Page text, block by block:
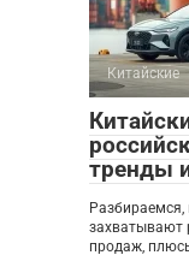
Китайские
тренды
Разбираемся,
захватывают
продаж,